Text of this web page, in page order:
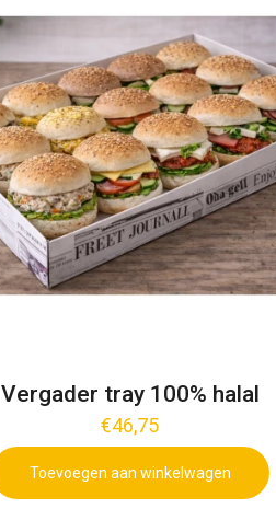
Vergader tray 100% halal
€46,75
Toevoegen aan winkelwagen